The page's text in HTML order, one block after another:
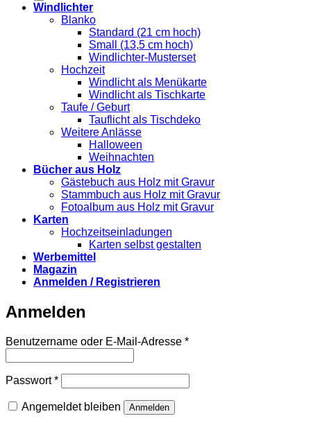
Windlichter
Blanko
Standard (21 cm hoch)
Small (13,5 cm hoch)
Windlichter-Musterset
Hochzeit
Windlicht als Menükarte
Windlicht als Tischkarte
Taufe / Geburt
Tauflicht als Tischdeko
Weitere Anlässe
Halloween
Weihnachten
Bücher aus Holz
Gästebuch aus Holz mit Gravur
Stammbuch aus Holz mit Gravur
Fotoalbum aus Holz mit Gravur
Karten
Hochzeitseinladungen
Karten selbst gestalten
Werbemittel
Magazin
Anmelden / Registrieren
Anmelden
Benutzername oder E-Mail-Adresse *Erforderlich
Passwort*Erforderlich
Angemeldet bleiben Anmelden